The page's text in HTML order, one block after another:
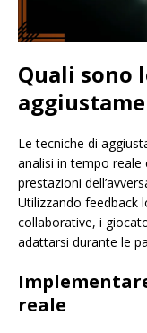
Quali sono
Le tecniche di
analisi in tempo
prestazioni
Utilizzando feedback
collaborative, i
adattarsi durante le
reale